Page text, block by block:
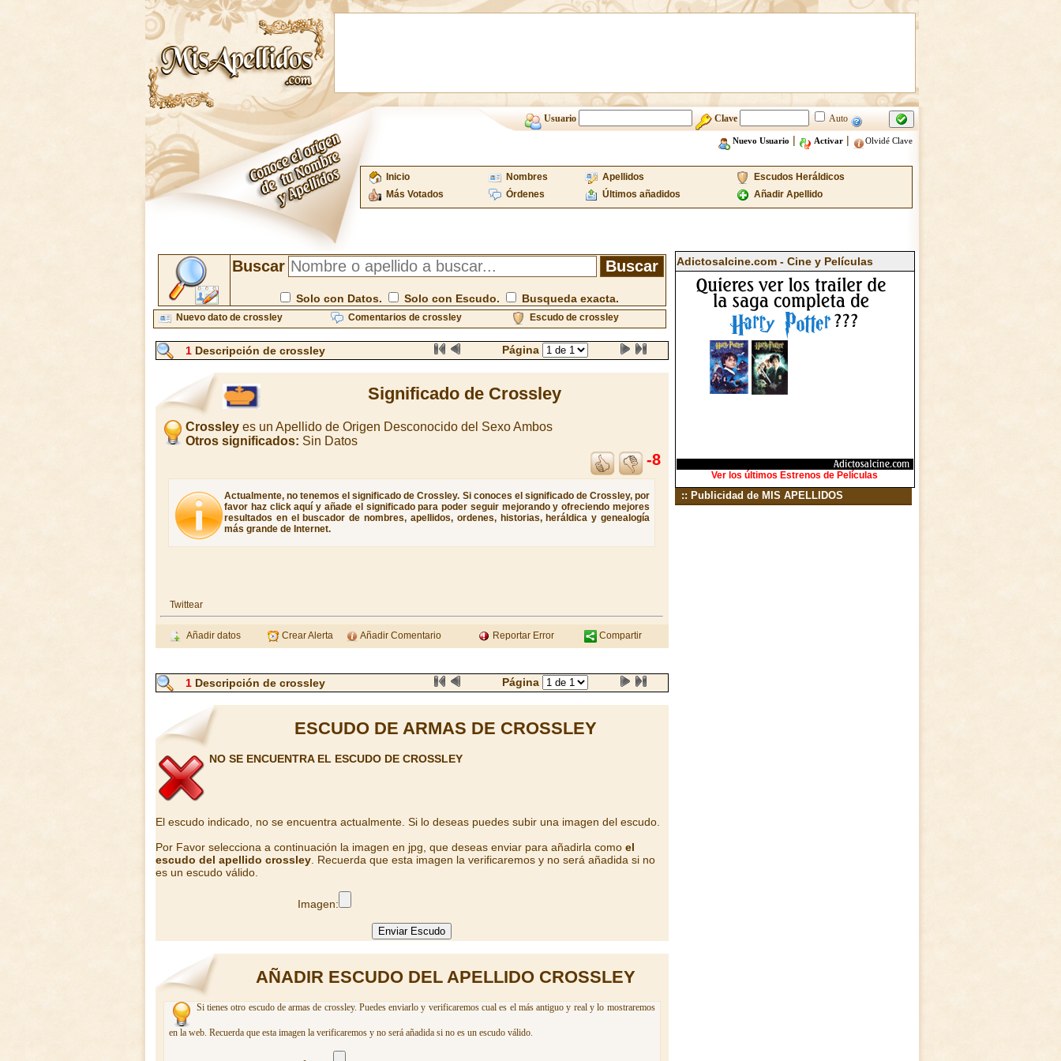
Usuario Clave Auto
Nuevo Usuario | Activar| Olvidé Clave
Inicio Nombres Apellidos
Escudos Heráldicos
Más Votados
Órdenes Últimos añadidos Añadir Apellido
Buscar
Solo con Datos. Solo con Escudo. Busqueda exacta.
Nuevo dato de crossley Comentarios de crossley Escudo de crossley
1Descripción de crossley Página
Significado de Crossley
Crossley es un Apellido de Origen Desconocido del Sexo Ambos
Otros significados: Sin Datos
-8
Actualmente, no tenemos el significado de Crossley. Si conoces el significado de Crossley, por
favor haz click aquí y añade el significado para poder seguir mejorando y ofreciendo mejores
resultados en el buscador de nombres, apellidos, ordenes, historias, heráldica y genealogía
más grande de Internet.
Twittear
Añadir datos Crear Alerta Añadir Comentario Reportar Error Compartir
1Descripción de crossley Página
ESCUDO DE ARMAS DE CROSSLEY
NO SE ENCUENTRA EL ESCUDO DE CROSSLEY
El escudo indicado, no se encuentra actualmente. Si lo deseas puedes subir una imagen del escudo.
Por Favor selecciona a continuación la imagen en jpg, que deseas enviar para añadirla como el
escudo del apellido crossley. Recuerda que esta imagen la verificaremos y no será añadida si no
es un escudo válido.
Imagen:
AÑADIR ESCUDO DEL APELLIDO CROSSLEY
Si tienes otro escudo de armas de crossley. Puedes enviarlo y verificaremos cual es el más antiguo y real y lo mostraremos
en la web. Recuerda que esta imagen la verificaremos y no será añadida si no es un escudo válido.
Adictosalcine.com - Cine y Películas
Ver los últimos Estrenos de Películas
:: Publicidad de MIS APELLIDOS